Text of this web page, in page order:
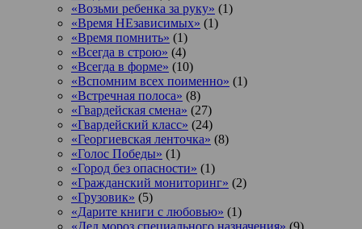
«Возьми ребенка за руку» (1)
«Время НЕзависимых» (1)
«Время помнить» (1)
«Всегда в строю» (4)
«Всегда в форме» (10)
«Вспомним всех поименно» (1)
«Встречная полоса» (8)
«Гвардейская смена» (27)
«Гвардейский класс» (24)
«Георгиевская ленточка» (8)
«Голос Победы» (1)
«Город без опасности» (1)
«Гражданский мониторинг» (2)
«Грузовик» (5)
«Дарите книги с любовью» (1)